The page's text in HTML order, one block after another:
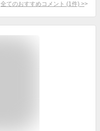
全てのおすすめコメント (1 件) >